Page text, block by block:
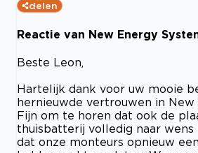
delen
Reactie van New Energy
Beste Leon,
Hartelijk dank voor uw mooie
hernieuwde vertrouwen in New
Fijn om te horen dat ook de
thuisbatterij volledig naar wens
dat onze monteurs opnieuw